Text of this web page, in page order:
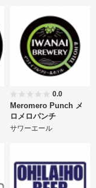
0.0
Meromero Punch メ
ロメロパンチ
サワーエール